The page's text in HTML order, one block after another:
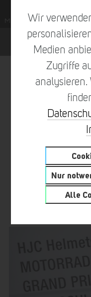
vorheriger Eintrag
POKALE
DIE
Wir
Medien
Zugriffe
Nur
Alle